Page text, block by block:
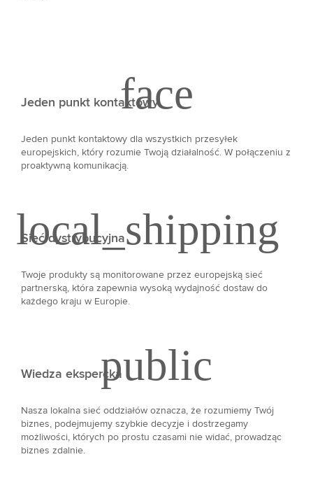
Jeden punkt kontaktowy
Jeden punkt kontaktowy dla wszystkich przesyłek
europejskich, który rozumie Twoją działalność. W połączeniu z
proaktywną komunikacją.
Sieć dystrybucyjna
Twoje produkty są monitorowane przez europejską sieć
partnerską, która zapewnia wysoką wydajność dostaw do
każdego kraju w Europie.
Wiedza ekspercka
Nasza lokalna sieć oddziałów oznacza, że rozumiemy Twój
biznes, podejmujemy szybkie decyzje i dostrzegamy
możliwości, których po prostu czasami nie widać, prowadząc
biznes zdalnie.